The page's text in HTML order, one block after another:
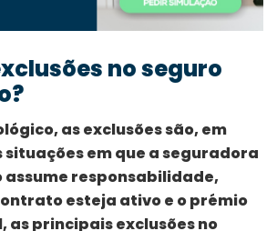
no seguro
as exclusões são, em
em que a seguradora
assume responsabilidade,
esteja ativo e o prémio
as principais exclusões no